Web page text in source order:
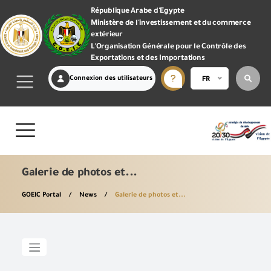
République Arabe d'Egypte
Ministère de l'investissement et du commerce
extérieur
L'Organisation Générale pour le Contrôle des
Exportations et des Importations
Connexion des utilisateurs FR
Galerie de photos et...
GOEIC Portal News Galerie de photos et...